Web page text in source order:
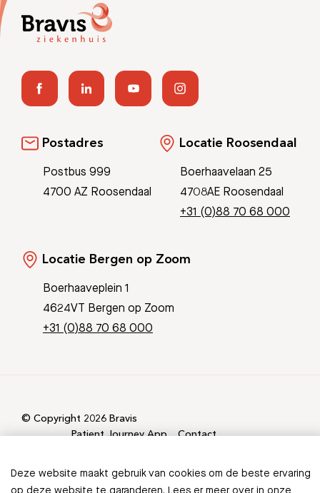
Deze website maakt gebruik van cookies om de beste ervaring
Postadres
Postbus 999
4700 AZ Roosendaal
Locatie Roosendaal
Boerhaavelaan 25
4708AE Roosendaal
+31 (0)88 70 68 000
Locatie Bergen op Zoom
Boerhaaveplein 1
4624VT Bergen op Zoom
+31 (0)88 70 68 000
© Copyright 2026 Bravis
Patient Journey App
Contact